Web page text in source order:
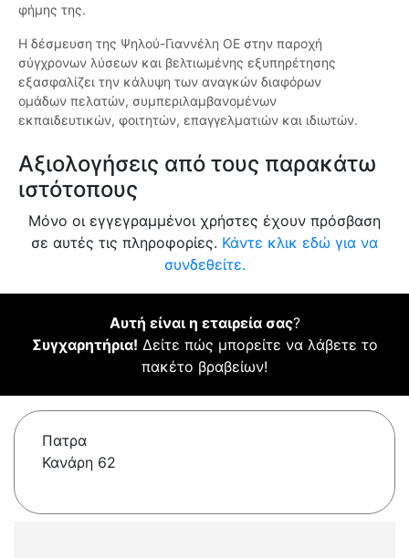
φήμης της.
Η δέσμευση της Ψηλού-Γιαννέλη ΟΕ στην παροχή
σύγχρονων λύσεων και βελτιωμένης εξυπηρέτησης
εξασφαλίζει την κάλυψη των αναγκών διαφόρων
ομάδων πελατών, συμπεριλαμβανομένων
εκπαιδευτικών, φοιτητών, επαγγελματιών και ιδιωτών.
Αξιολογήσεις από τους παρακάτω
ιστότοπους
Μόνο οι εγγεγραμμένοι χρήστες έχουν πρόσβαση
σε αυτές τις πληροφορίες. Κάντε κλικ εδώ για να
συνδεθείτε.
Αυτή είναι η εταιρεία σας?
Συγχαρητήρια! Δείτε πώς μπορείτε να λάβετε το
πακέτο βραβείων!
Πατρα
Κανάρη 62